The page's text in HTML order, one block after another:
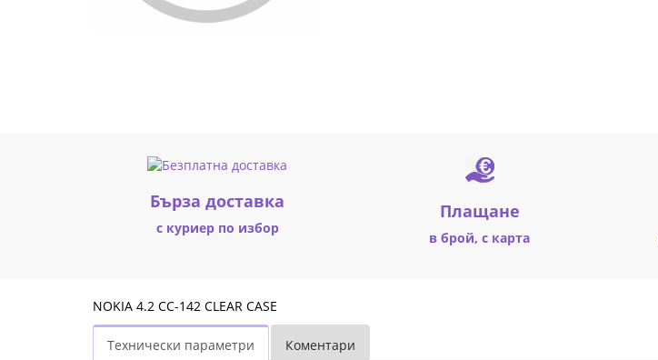
Бърза доставка
с куриер по избор
Плащане
в брой, с карта
NOKIA 4.2 CC-142 CLEAR CASE
Технически параметри Коментари